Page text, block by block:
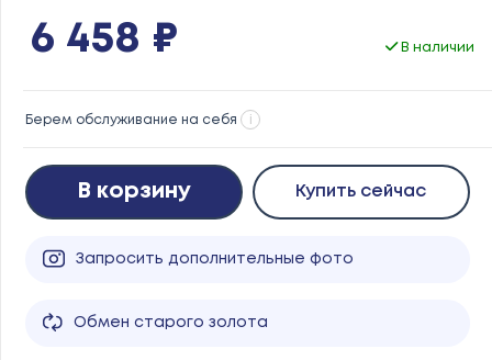
6 458 ₽ В наличии
Берем обслуживание на себя i
В корзину Купить сейчас
Запросить дополнительные фото
Обмен старого золота